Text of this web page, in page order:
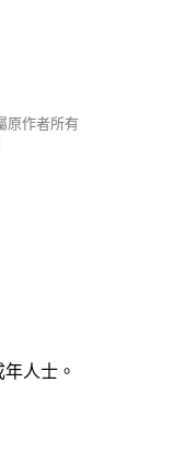
原作者所有
人士。